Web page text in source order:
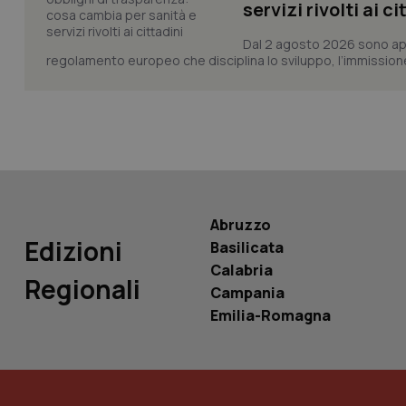
servizi rivolti ai
Dal 2 agosto 2026 sono
regolamento europeo che disciplina lo sviluppo,
Edizioni
Regionali
Abruzzo
Basilicata
Calabria
Campania
Emilia-Romagna
tracking-sites-
tracking-enable